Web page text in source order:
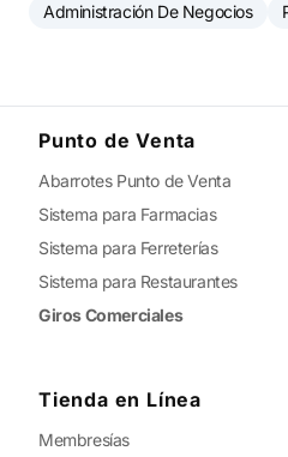
Administración De Negocios
Punto de Venta
Abarrotes Punto de Venta
Sistema para Farmacias
Sistema para Ferreterías
Sistema para Restaurantes
Giros Comerciales
Tienda en Línea
Membresías